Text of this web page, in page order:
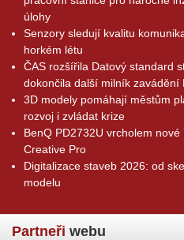
úlohy
Senzory sledují kvalitu
horkém létu
ČAS rozšířila Datový standard
dokončila další milník zavádění
3D modely pomáhají městům
rozvoj i zvládat krize
BenQ PD2732U vrcholem nové
Creative Pro
Digitalizace staveb 2026: od
modelu
Partneři webu